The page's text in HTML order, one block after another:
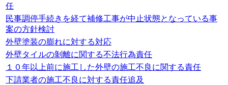
任
民事調停手続きを経て補修工事が中止状態となっている事
案の方針検討
外壁塗装の膨れに対する対応
外壁タイルの剝離に関する不法行為責任
１０年以上前に施工した外壁の施工不良に関する責任
下請業者の施工不良に対する責任追及